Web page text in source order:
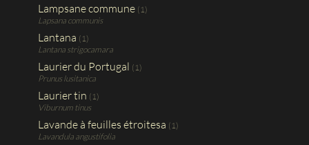
Lampsane commune (1)
Lapsana communis
Lantana (1)
Lantana strigocamara
Laurier du Portugal (1)
Prunus lusitanica
Laurier tin (1)
Viburnum tinus
Lavande à feuilles étroitesa (1)
Lavandula angustifolia